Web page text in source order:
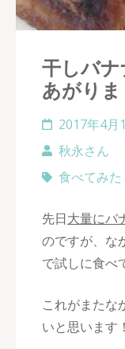
干しバ
あがりま
2017年4月
秋永さん
食べてみた
先日大量にバ
のですが、な
で試しに食べ
これがまたな
いと思います！